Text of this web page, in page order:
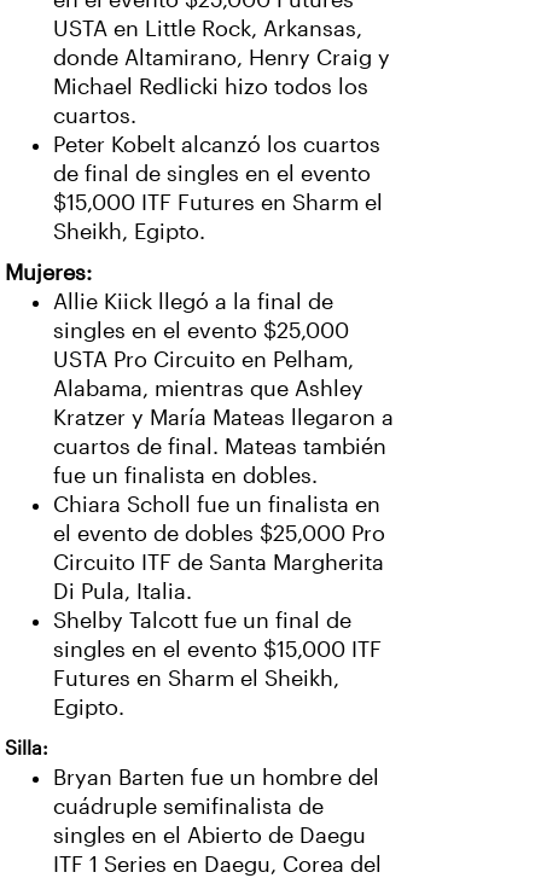
USTA en Little Rock, Arkansas,
donde Altamirano, Henry Craig y
Michael Redlicki hizo todos los
cuartos.
Peter Kobelt alcanzó los cuartos
de final de singles en el evento
$15,000 ITF Futures en Sharm el
Sheikh, Egipto.
Mujeres:
Allie Kiick llegó a la final de
singles en el evento $25,000
USTA Pro Circuito en Pelham,
Alabama, mientras que Ashley
Kratzer y María Mateas llegaron a
cuartos de final. Mateas también
fue un finalista en dobles.
Chiara Scholl fue un finalista en
el evento de dobles $25,000 Pro
Circuito ITF de Santa Margherita
Di Pula, Italia.
Shelby Talcott fue un final de
singles en el evento $15,000 ITF
Futures en Sharm el Sheikh,
Egipto.
Silla:
Bryan Barten fue un hombre del
cuádruple semifinalista de
singles en el Abierto de Daegu
ITF 1 Series en Daegu, Corea del